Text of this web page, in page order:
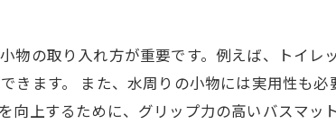
物の取り入れ方が重要です。例えば、トイ
きます。 また、水周りの小物には実用性も
向上するために、グリップ力の高いバスマ